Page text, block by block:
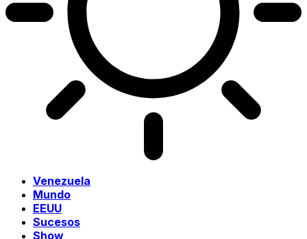
Venezuela
Mundo
EEUU
Sucesos
Show